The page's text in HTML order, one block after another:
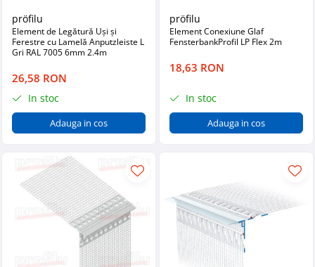
pröfilu
Element de Legătură Uși și
Ferestre cu Lamelă Anputzleiste L
Gri RAL 7005 6mm 2.4m
26,58 RON
In stoc
Adauga in cos
pröfilu
Element Conexiune Glaf
FensterbankProfil LP Flex 2m
18,63 RON
In stoc
Adauga in cos